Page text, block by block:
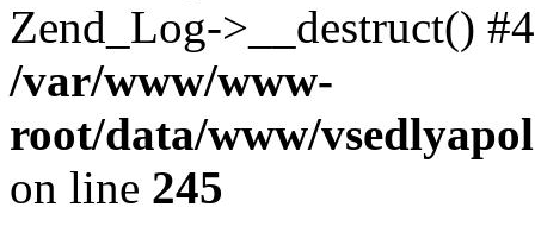
Zend_Log->__destruct()
/var/www/www-
root/data/www/
on line 245